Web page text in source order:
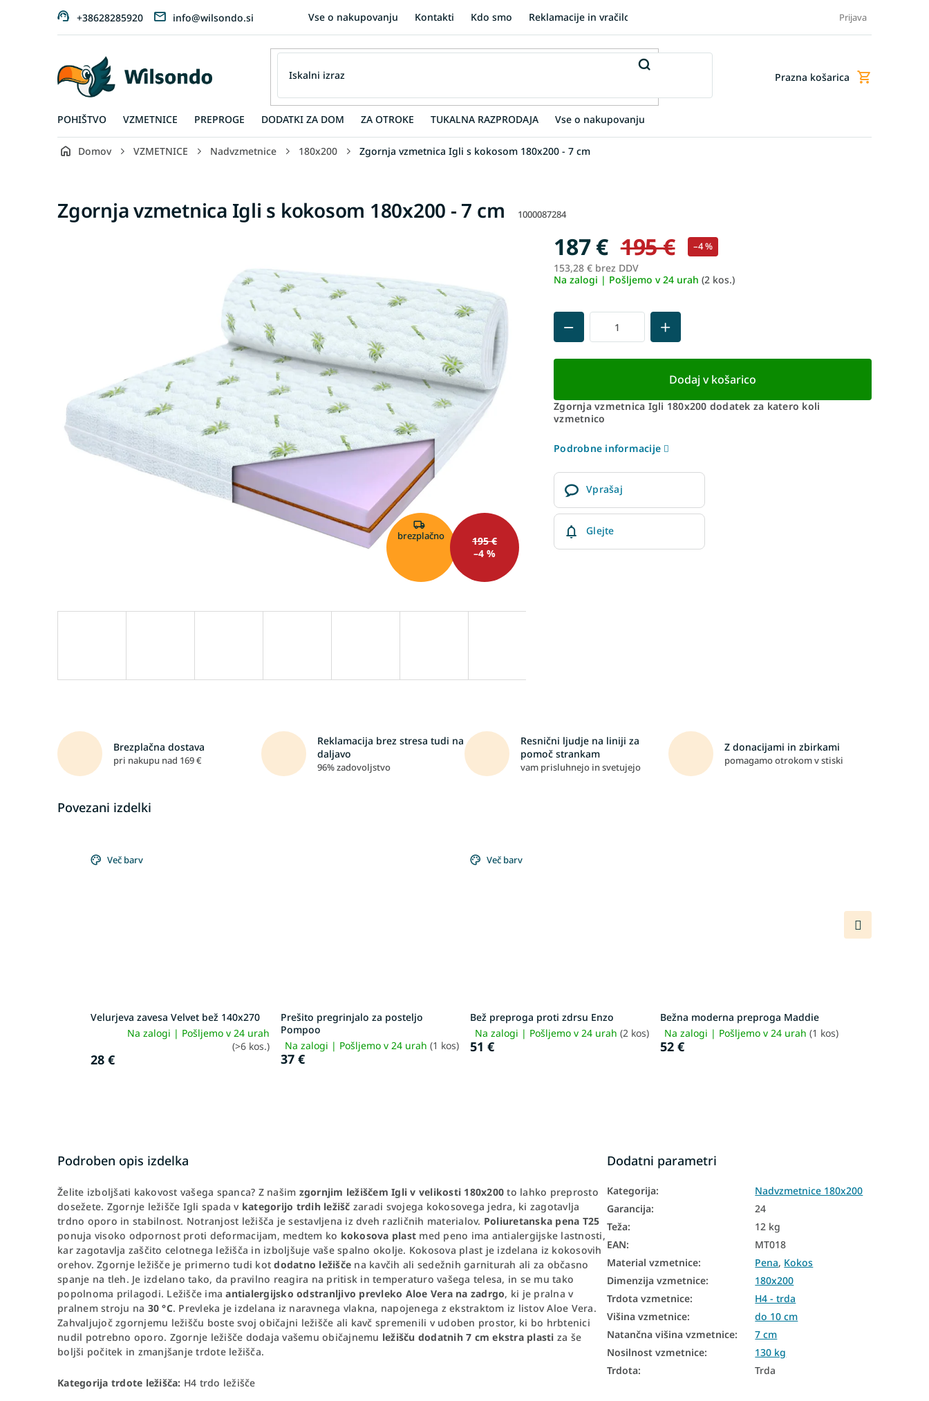
+38628285920 info@wilsondo.si Vse o nakupovanju Kontakti Kdo smo Reklamacije in vračilo blaga Dodatne storitve
Prijava
Nakupovalna
Prazna košarica
POHIŠTVO VZMETNICE PREPROGE DODATKI ZA DOM ZA OTROKE TUKALNA RAZPRODAJA Vse o nakupovanju
Domov VZMETNICE Nadvzmetnice 180x200 Zgornja vzmetnica Igli s kokosom 180x200 - 7 cm
Zgornja vzmetnica Igli s kokosom 180x200 - 7 cm 1000087284
brezplačno
195 €
–4 %
195 € –4 %
187 €
153,28 € brez DDV
Na zalogi | Pošljemo v 24 urah (2 kos.)
Dodaj v košarico
Zgornja vzmetnica Igli 180x200 dodatek za katero koli
vzmetnico
Podrobne informacije
Vprašaj
Glejte
Brezplačna dostava
pri nakupu nad 169 €
Reklamacija brez stresa tudi na
daljavo
96% zadovoljstvo
Resnični ljudje na liniji za
pomoč strankam
vam prisluhnejo in svetujejo
Z donacijami in zbirkami
pomagamo otrokom v stiski
Povezani izdelki
Več barv
Velurjeva zavesa Velvet bež 140x270
Na zalogi | Pošljemo v 24 urah
(>6 kos.)
28 €
Prešito pregrinjalo za posteljo
Pompoo
Na zalogi | Pošljemo v 24 urah (1 kos)
37 €
Več barv
Bež preproga proti zdrsu Enzo
Na zalogi | Pošljemo v 24 urah (2 kos)
51 €
Bežna moderna preproga Maddie
Na zalogi | Pošljemo v 24 urah (1 kos)
52 €
Naslednji
izdelek
Podroben opis izdelka
Želite izboljšati kakovost vašega spanca? Z našim zgornjim ležiščem Igli v velikosti 180x200 to lahko preprosto
dosežete. Zgornje ležišče Igli spada v kategorijo trdih ležišč zaradi svojega kokosovega jedra, ki zagotavlja
trdno oporo in stabilnost. Notranjost ležišča je sestavljena iz dveh različnih materialov. Poliuretanska pena T25
ponuja visoko odpornost proti deformacijam, medtem ko kokosova plast med peno ima antialergijske lastnosti,
kar zagotavlja zaščito celotnega ležišča in izboljšuje vaše spalno okolje. Kokosova plast je izdelana iz kokosovih
orehov. Zgornje ležišče je primerno tudi kotdodatno ležišče na kavčih ali sedežnih garniturah ali za občasno
spanje na tleh. Je izdelano tako, da pravilno reagira na pritisk in temperaturo vašega telesa, in se mu tako
popolnoma prilagodi. Ležišče imaantialergijsko odstranljivo prevleko Aloe Vera na zadrgo, ki je pralna v
pralnem stroju na 30 °C. Prevleka je izdelana iz naravnega vlakna, napojenega z ekstraktom iz listov Aloe Vera.
Zahvaljujoč zgornjemu ležišču boste svoj običajni ležišče ali kavč spremenili v udoben prostor, ki bo hrbtenici
nudil potrebno oporo. Zgornje ležišče dodaja vašemu običajnemu ležišču dodatnih 7 cm ekstra plasti za še
boljši počitek in zmanjšanje trdote ležišča.
Kategorija trdote ležišča: H4 trdo ležišče
Dodatni parametri
Kategorija:
Nadvzmetnice 180x200
Garancija:
24
Teža:
12 kg
EAN:
MT018
Material vzmetnice: Pena, Kokos
Dimenzija vzmetnice:
180x200
Trdota vzmetnice:
H4 - trda
Višina vzmetnice:
do 10 cm
Natančna višina vzmetnice:
7 cm
Nosilnost vzmetnice:
130 kg
Trdota: Trda